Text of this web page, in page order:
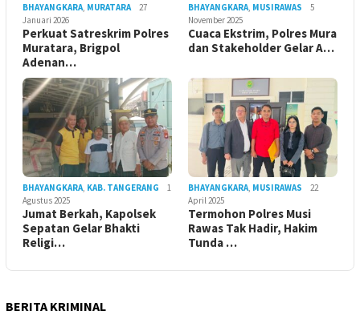
BHAYANGKARA MURATARA
27
Januari 2026
Perkuat Satreskrim Polres
Muratara, Brigpol
Adenan…
BHAYANGKARA MUSIRAWAS
5
November 2025
Cuaca Ekstrim, Polres Mura
dan Stakeholder Gelar A…
BHAYANGKARA KAB. TANGERANG
1
Agustus 2025
Jumat Berkah, Kapolsek
Sepatan Gelar Bhakti
Religi…
BHAYANGKARA MUSIRAWAS
22
April 2025
Termohon Polres Musi
Rawas Tak Hadir, Hakim
Tunda …
BERITA KRIMINAL